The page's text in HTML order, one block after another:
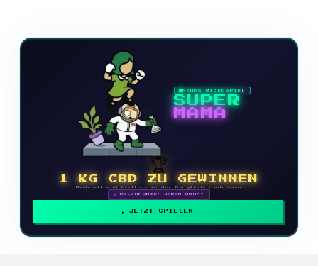
NEUES VIDEOSPIEL
SUPER
MAMA
🏆
1 KG CBD ZU GEWINNEN
Mach mit und klettere in der Rangliste nach oben
🗓 BELOHNUNGEN JEDEN MONAT
JETZT SPIELEN